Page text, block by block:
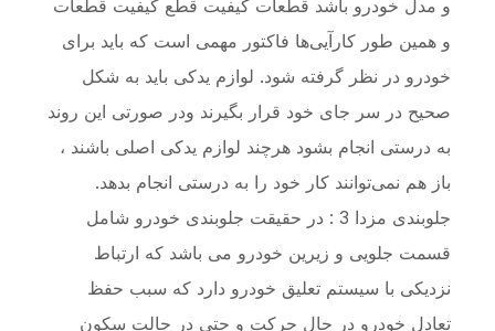
و مدل خودرو باشد قطعات کیفیت قطع کیفیت قطعات
و همین طور کارآیی‌ها فاکتور مهمی است که باید برای
خودرو در نظر گرفته شود. لوازم یدکی باید به شکل
صحیح در سر جای خود قرار بگیرند ودر صورتی این روند
به درستی انجام بشود هرچند لوازم یدکی اصلی باشند ،
باز هم نمی‌توانند کار خود را به درستی انجام بدهد.
جلوبندی مزدا 3 : در حقیقت جلوبندی خودرو شامل
قسمت جلویی و زیرین خودرو می باشد که ارتباط
نزدیکی با سیستم تعلیق خودرو دارد که سبب حفظ
تعادل خودرو در حال حرکت و حتی در حالت سکون